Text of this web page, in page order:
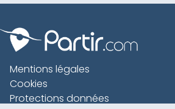
Mentions légales
Cookies
Protections données